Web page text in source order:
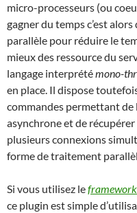
micro-processeurs (ou
gagner du temps c’est
parallèle pour réduire le
mieux des ressource du
langage interprétémono-
en place. Il dispose
commandes permettant de
asynchrone et de
plusieurs connexions
forme de traitement
Si vous utilisez leframework
ce plugin est simple